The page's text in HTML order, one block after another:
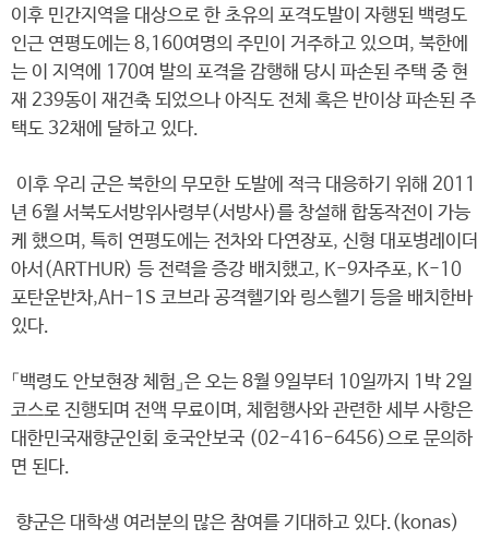
이후 민간지역을 대상으로 한 초유의 포격도발이 자행된 백령도
인근 연평도에는 8,160여명의 주민이 거주하고 있으며, 북한에
는 이 지역에 170여 발의 포격을 감행해 당시 파손된 주택 중 현
재 239동이 재건축 되었으나 아직도 전체 혹은 반이상 파손된 주
택도 32채에 달하고 있다.
이후 우리 군은 북한의 무모한 도발에 적극 대응하기 위해 2011
년 6월 서북도서방위사령부(서방사)를 창설해 합동작전이 가능
케 했으며, 특히 연평도에는 전차와 다연장포, 신형 대포병레이더
아서(ARTHUR) 등 전력을 증강 배치했고, K-9자주포, K-10
포탄운반차,AH-1S 코브라 공격헬기와 링스헬기 등을 배치한바
있다.
「백령도 안보현장 체험」은 오는 8월 9일부터 10일까지 1박 2일
코스로 진행되며 전액 무료이며, 체험행사와 관련한 세부 사항은
대한민국재향군인회 호국안보국 (02-416-6456)으로 문의하
면 된다.
향군은 대학생 여러분의 많은 참여를 기대하고 있다.(konas)